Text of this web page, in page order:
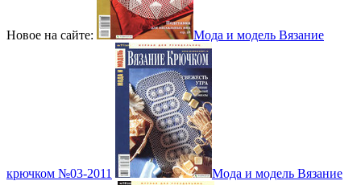
Новое на сайте: Мода и модель Вязание
крючком №03-2011 Мода и модель Вязание